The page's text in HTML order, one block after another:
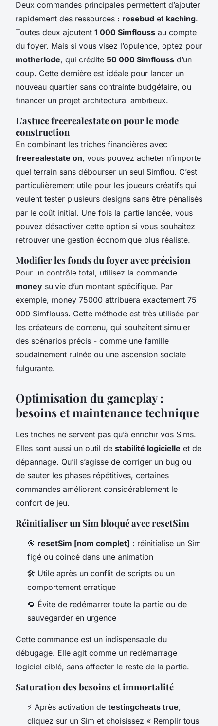
Deux commandes principales permettent d’ajouter
rapidement des ressources : rosebud et kaching.
Toutes deux ajoutent 1 000 Simflouss au compte
du foyer. Mais si vous visez l’opulence, optez pour
motherlode, qui crédite 50 000 Simflouss d’un
coup. Cette dernière est idéale pour lancer un
nouveau quartier sans contrainte budgétaire, ou
financer un projet architectural ambitieux.
L'astuce freerealestate on pour le mode
construction
En combinant les triches financières avec
freerealestate on, vous pouvez acheter n’importe
quel terrain sans débourser un seul Simflou. C’est
particulièrement utile pour les joueurs créatifs qui
veulent tester plusieurs designs sans être pénalisés
par le coût initial. Une fois la partie lancée, vous
pouvez désactiver cette option si vous souhaitez
retrouver une gestion économique plus réaliste.
Modifier les fonds du foyer avec précision
Pour un contrôle total, utilisez la commande
money suivie d’un montant spécifique. Par
exemple, money 75000 attribuera exactement 75
000 Simflouss. Cette méthode est très utilisée par
les créateurs de contenu, qui souhaitent simuler
des scénarios précis - comme une famille
soudainement ruinée ou une ascension sociale
fulgurante.
Optimisation du gameplay :
besoins et maintenance technique
Les triches ne servent pas qu’à enrichir vos Sims.
Elles sont aussi un outil de stabilité logicielle et de
dépannage. Qu’il s’agisse de corriger un bug ou
de sauter les phases répétitives, certaines
commandes améliorent considérablement le
confort de jeu.
Réinitialiser un Sim bloqué avec resetSim
🎯 resetSim [nom complet] : réinitialise un Sim
figé ou coincé dans une animation
🛠️ Utile après un conflit de scripts ou un
comportement erratique
🔁 Évite de redémarrer toute la partie ou de
sauvegarder en urgence
Cette commande est un indispensable du
débugage. Elle agit comme un redémarrage
logiciel ciblé, sans affecter le reste de la partie.
Saturation des besoins et immortalité
⚡ Après activation de testingcheats true,
cliquez sur un Sim et choisissez « Remplir tous